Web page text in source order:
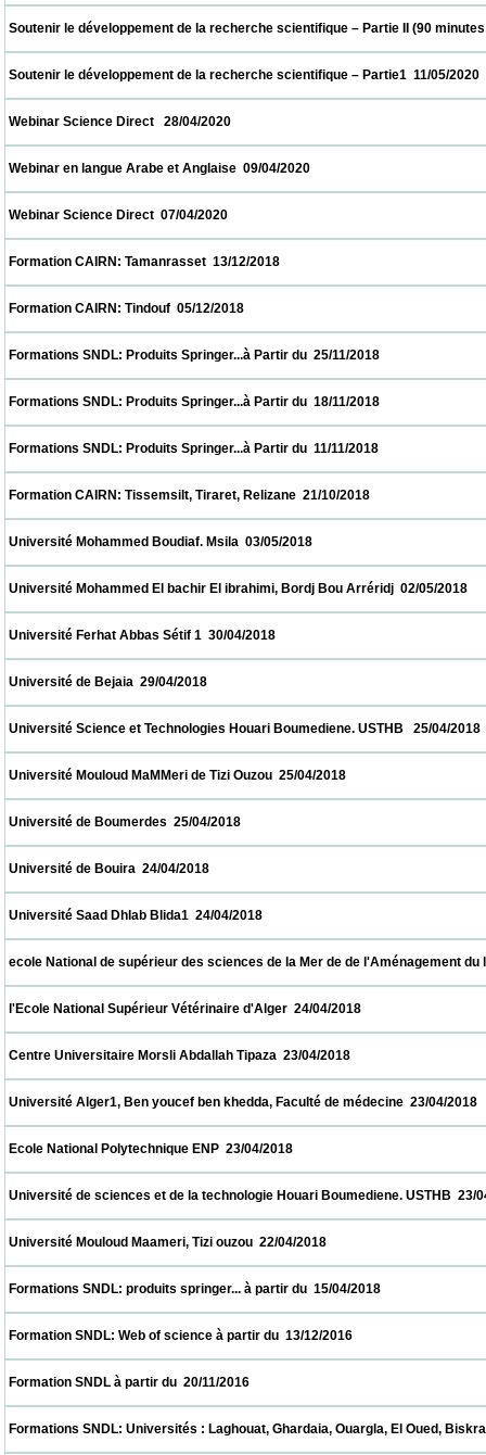
Soutenir le développement de la recherche scientifique – Partie II
Soutenir le développement de la recherche scientifique – Partie1
Webinar Science Direct   28/04/2020
Webinar en langue Arabe et Anglaise  09/04/2020
Webinar Science Direct  07/04/2020
Formation CAIRN: Tamanrasset  13/12/2018
Formation CAIRN: Tindouf  05/12/2018
Formations SNDL: Produits Springer...à Partir du  25/11/2018
Formations SNDL: Produits Springer...à Partir du  18/11/2018
Formations SNDL: Produits Springer...à Partir du  11/11/2018
Formation CAIRN: Tissemsilt, Tiraret, Relizane  21/10/2018
Université Mohammed Boudiaf. Msila  03/05/2018
Université Mohammed El bachir El ibrahimi, Bordj Bou Arréridj
Université Ferhat Abbas Sétif 1  30/04/2018
Université de Bejaia  29/04/2018
Université Science et Technologies Houari Boumediene. USTHB
Université Mouloud MaMMeri de Tizi Ouzou  25/04/2018
Université de Boumerdes  25/04/2018
Université de Bouira  24/04/2018
Université Saad Dhlab Blida1  24/04/2018
ecole National de supérieur des sciences de la Mer de de
l'Ecole National Supérieur Vétérinaire d'Alger  24/04/2018
Centre Universitaire Morsli Abdallah Tipaza  23/04/2018
Université Alger1, Ben youcef ben khedda, Faculté de médecine
Ecole National Polytechnique ENP  23/04/2018
Université de sciences et de la technologie Houari Boumediene.
Université Mouloud Maameri, Tizi ouzou  22/04/2018
Formations SNDL: produits springer... à partir du  15/04/2018
Formation SNDL: Web of science à partir du  13/12/2016
Formation SNDL à partir du  20/11/2016
Formations SNDL: Universités : Laghouat, Ghardaia, Ouargla, El